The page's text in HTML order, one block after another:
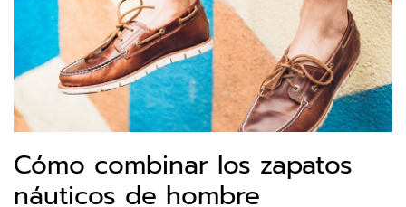
Cómo combinar los zapatos
náuticos de hombre